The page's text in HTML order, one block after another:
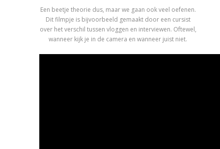
Een beetje theorie dus, maar we gaan ook veel oefenen.
Dit filmpje is bijvoorbeeld gemaakt door een cursist
over het verschil tussen vloggen en interviewen. Oftewel,
wanneer kijk je in de camera en wanneer juist niet.